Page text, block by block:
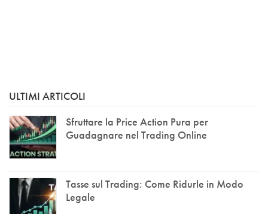
ULTIMI ARTICOLI
Sfruttare la Price Action Pura per
Guadagnare nel Trading Online
Tasse sul Trading: Come Ridurle in Modo
Legale